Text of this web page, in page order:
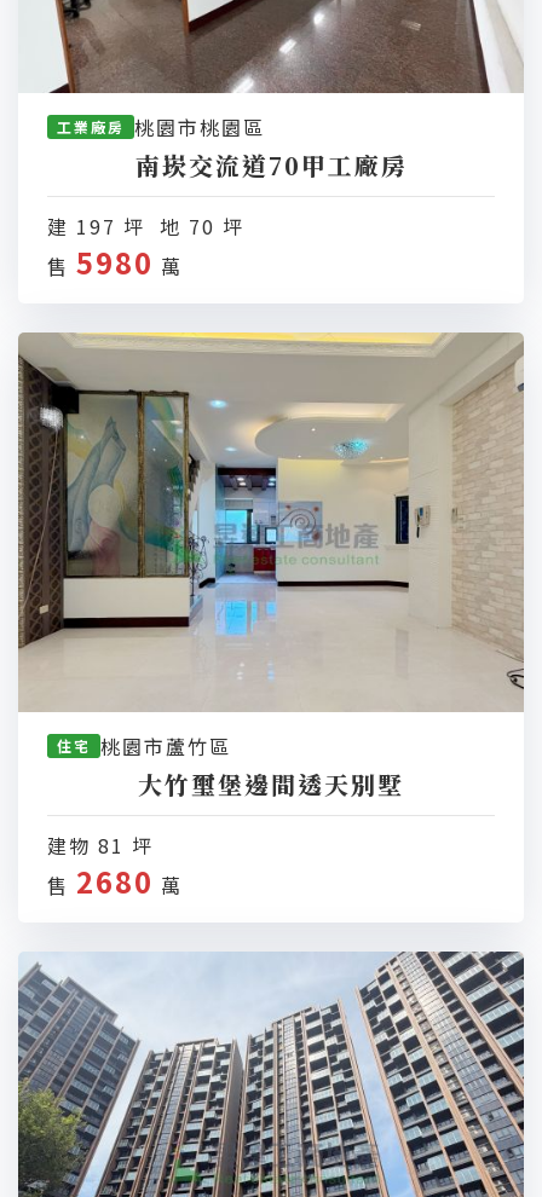
工業廠房 桃園市桃園區
南崁交流道70甲工廠房
建 197 坪 地 70 坪
售 5980 萬
住宅 桃園市蘆竹區
大竹璽堡邊間透天別墅
建物 81 坪
售 2680 萬